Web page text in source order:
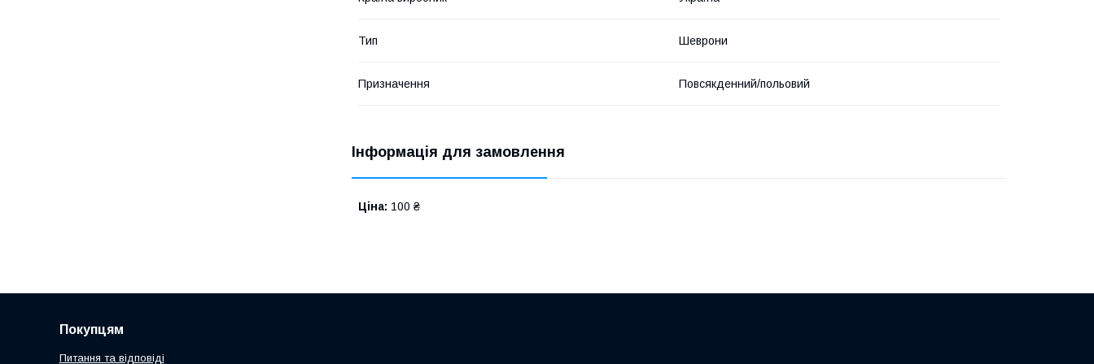
Тип Шеврони
Призначення Повсякденний/польовий
Інформація для замовлення
Ціна: 100 ₴
Покупцям
Питання та відповіді